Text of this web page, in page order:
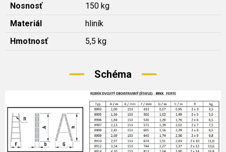
Nosnosť
150 kg
Materiál
hliník
Hmotnosť
5,5 kg
Schéma